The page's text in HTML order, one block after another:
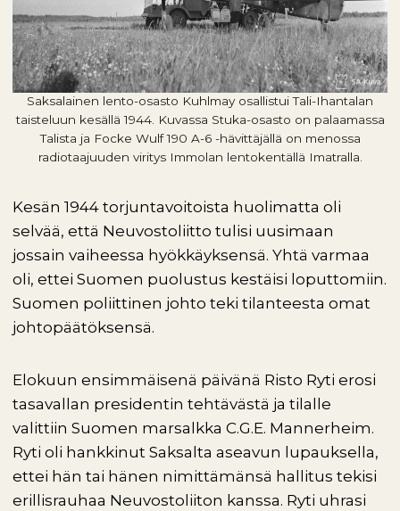
Saksalainen lento-osasto Kuhlmay osallistui Tali-Ihantalan
taisteluun kesällä 1944. Kuvassa Stuka-osasto on palaamassa
Talista ja Focke Wulf 190 A-6 -hävittäjällä on menossa
radiotaajuuden viritys Immolan lentokentällä Imatralla.
Kesän 1944 torjuntavoitoista huolimatta oli
selvää, että Neuvostoliitto tulisi uusimaan
jossain vaiheessa hyökkäyksensä. Yhtä varmaa
oli, ettei Suomen puolustus kestäisi loputtomiin.
Suomen poliittinen johto teki tilanteesta omat
johtopäätöksensä.
Elokuun ensimmäisenä päivänä Risto Ryti erosi
tasavallan presidentin tehtävästä ja tilalle
valittiin Suomen marsalkka C.G.E. Mannerheim.
Ryti oli hankkinut Saksalta aseavun lupauksella,
ettei hän tai hänen nimittämänsä hallitus tekisi
erillisrauhaa Neuvostoliiton kanssa. Ryti uhrasi